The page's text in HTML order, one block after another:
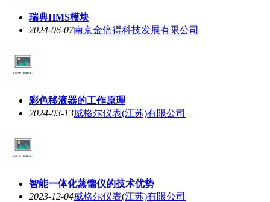
瑞典HMS模块
2024-06-07南京金倍得科技发展有限公司
彩色移液器的工作原理
2024-03-13威格尔仪表(江苏)有限公司
智能一体化蒸馏仪的技术优势
2023-12-04威格尔仪表(江苏)有限公司